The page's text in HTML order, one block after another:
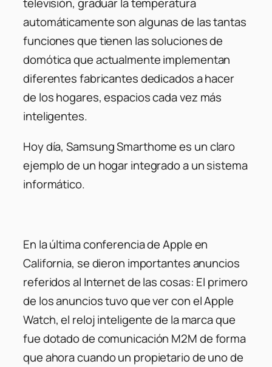
televisión, graduar la temperatura
automáticamente son algunas de las tantas
funciones que tienen las soluciones de
domótica que actualmente implementan
diferentes fabricantes dedicados a hacer
de los hogares, espacios cada vez más
inteligentes.
Hoy día, Samsung Smarthome es un claro
ejemplo de un hogar integrado a un sistema
informático.
En la última conferencia de Apple en
California, se dieron importantes anuncios
referidos al Internet de las cosas: El primero
de los anuncios tuvo que ver con el Apple
Watch, el reloj inteligente de la marca que
fue dotado de comunicación M2M de forma
que ahora cuando un propietario de uno de